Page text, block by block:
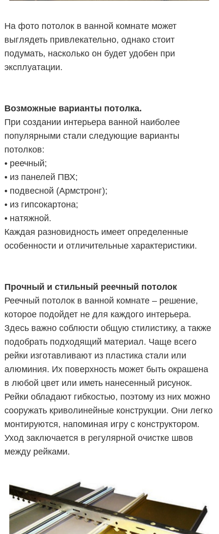
На фото потолок в ванной комнате может
выглядеть привлекательно, однако стоит
подумать, насколько он будет удобен при
эксплуатации.
Возможные варианты потолка.
При создании интерьера ванной наиболее
популярными стали следующие варианты
потолков:
• реечный;
• из панелей ПВХ;
• подвесной (Армстронг);
• из гипсокартона;
• натяжной.
Каждая разновидность имеет определенные
особенности и отличительные характеристики.
Прочный и стильный реечный потолок
Реечный потолок в ванной комнате – решение,
которое подойдет не для каждого интерьера.
Здесь важно соблюсти общую стилистику, а также
подобрать подходящий материал. Чаще всего
рейки изготавливают из пластика стали или
алюминия. Их поверхность может быть окрашена
в любой цвет или иметь нанесенный рисунок.
Рейки обладают гибкостью, поэтому из них можно
сооружать криволинейные конструкции. Они легко
монтируются, напоминая игру с конструктором.
Уход заключается в регулярной очистке швов
между рейками.